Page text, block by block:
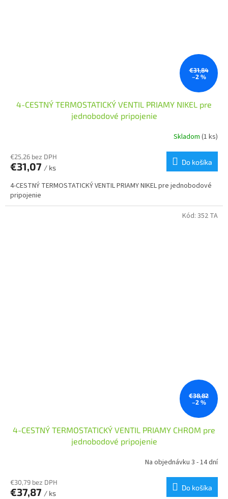
€31,84
–2 %
4-CESTNÝ TERMOSTATICKÝ VENTIL PRIAMY NIKEL pre
jednobodové pripojenie
Skladom (1 ks)
€25,26 bez DPH
€31,07 / ks
Do košíka
4-CESTNÝ TERMOSTATICKÝ VENTIL PRIAMY NIKEL pre jednobodové
pripojenie
€38,82
–2 %
4-CESTNÝ TERMOSTATICKÝ VENTIL PRIAMY CHROM pre
jednobodové pripojenie
Na objednávku 3 - 14 dní
€30,79 bez DPH
€37,87 / ks
Do košíka
Kód: 352 TA